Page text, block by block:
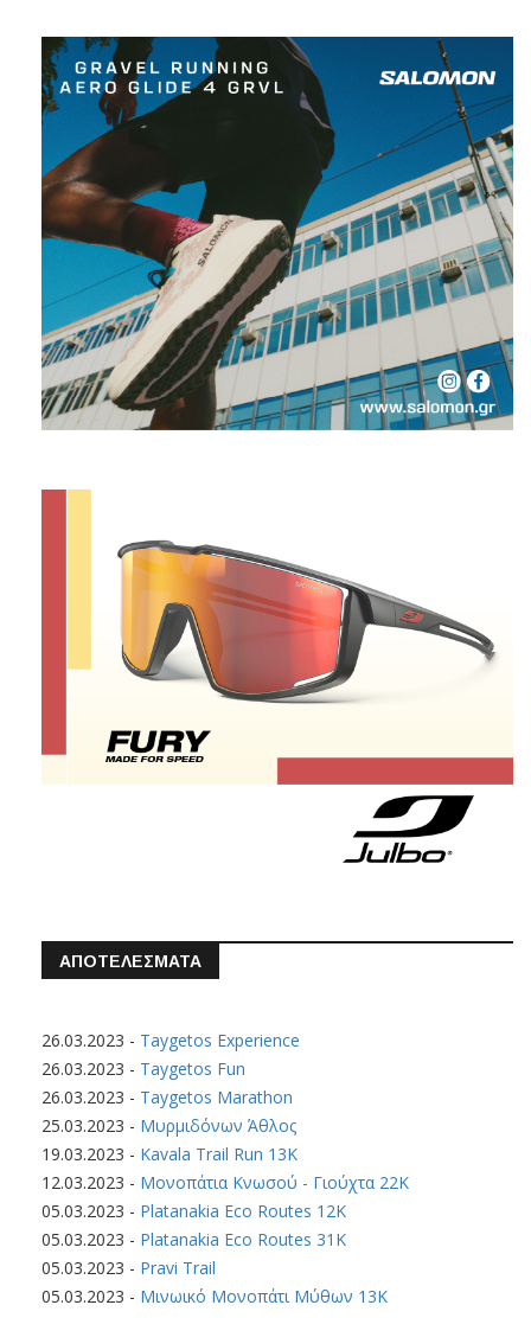
ΑΠΟΤΕΛΕΣΜΑΤΑ
26.03.2023 - Taygetos Experience
26.03.2023 - Taygetos Fun
26.03.2023 - Taygetos Marathon
25.03.2023 - Μυρμιδόνων Άθλος
19.03.2023 - Kavala Trail Run 13K
12.03.2023 - Μονοπάτια Κνωσού - Γιούχτα 22Κ
05.03.2023 - Platanakia Eco Routes 12K
05.03.2023 - Platanakia Eco Routes 31K
05.03.2023 - Pravi Trail
05.03.2023 - Μινωικό Μονοπάτι Μύθων 13Κ